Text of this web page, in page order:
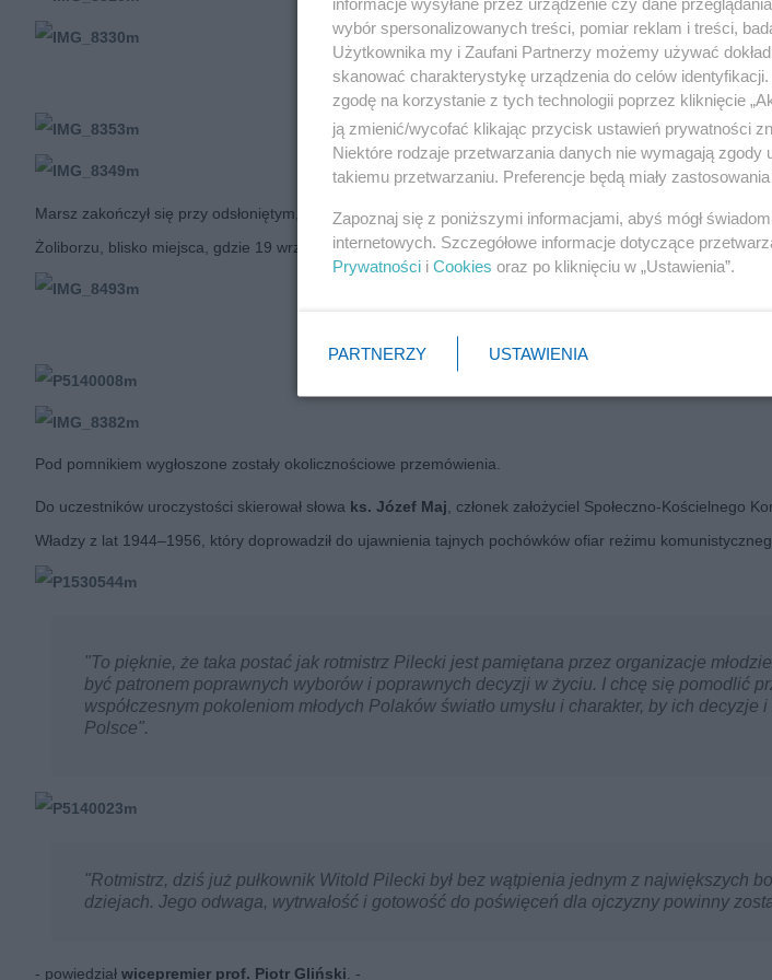
Reklama
Marsz zakończył się przy odsłoniętym, w przeddzień, pomniku Witolda Pileckiego, który stanął na
Żoliborzu, blisko miejsca, gdzie 19 września 1940 roku wszedł w kocioł łapanki i skąd trafił na do
Pod pomnikiem wygłoszone zostały okolicznościowe przemówienia.
Do uczestników uroczystości skierował słowa ks. Józef Maj , członek założyciel Społeczno-Kościelnego
Władzy z lat 1944–1956, który doprowadził do ujawnienia tajnych pochówków ofiar reżimu
"To pięknie, że taka postać jak rotmistrz Pilecki jest pamiętana przez organizacje
być patronem poprawnych wyborów i poprawnych decyzji w życiu. I chcę się pomodlić
współczesnym pokoleniom młodych Polaków światło umysłu i charakter, by ich decyzje i
Polsce".
"Rotmistrz, dziś już pułkownik Witold Pilecki był bez wątpienia jednym z największych
dziejach. Jego odwaga, wytrwałość i gotowość do poświęceń dla ojczyzny powinny
- powiedział wicepremier prof. Piotr Gliński . -
wybór spersonalizowanych treści, pomiar reklam i treści,
Użytkownika my i Zaufani Partnerzy możemy używać
skanować charakterystykę urządzenia do celów
zgodę na korzystanie z tych technologii poprzez kliknięcie
ją zmienić/wycofać klikając przycisk ustawień prywatności
Niektóre rodzaje przetwarzania danych nie wymagają
takiemu przetwarzaniu. Preferencje będą miały
Zapoznaj się z poniższymi informacjami, abyś mógł
internetowych. Szczegółowe informacje dotyczące
Prywatności i Cookies oraz po kliknięciu w „Ustawienia”.
PARTNERZY USTAWIENIA